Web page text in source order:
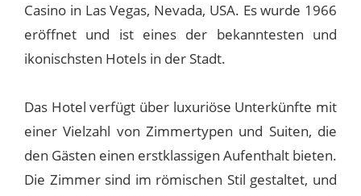
Casino in Las Vegas, Nevada, USA. Es wurde 1966
eröffnet und ist eines der bekanntesten und
ikonischsten Hotels in der Stadt.
Das Hotel verfügt über luxuriöse Unterkünfte mit
einer Vielzahl von Zimmertypen und Suiten, die
den Gästen einen erstklassigen Aufenthalt bieten.
Die Zimmer sind im römischen Stil gestaltet, und